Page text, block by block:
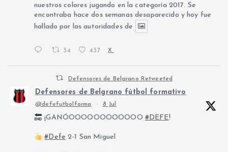
nuestros colores jugando en la categoría 2017. Se
encontraba hace dos semanas desaparecido y hoy fue
hallado por las autoridades de
34 437 X
Defensores de Belgrano Retweeted
Defensores de Belgrano fútbol formativo
@defefutbolforma · 8 Jul
¡GANÓOOOOOOOOOOOO #DEFE!
#Defe 2-1 San Miguel